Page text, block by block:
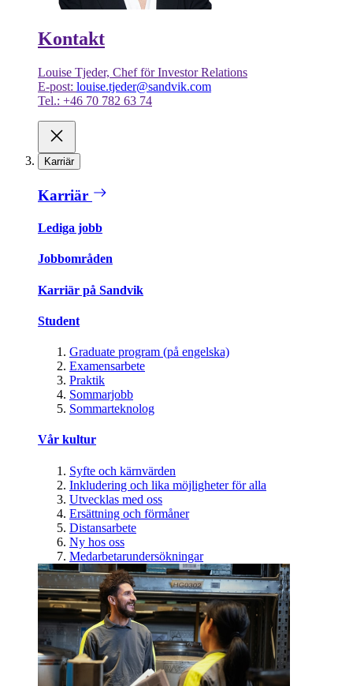
Kontakt
Louise Tjeder, Chef för Investor Relations
E-post: louise.tjeder@sandvik.com
Tel.: +46 70 782 63 74
Karriär
Karriär
Lediga jobb
Jobbområden
Karriär på Sandvik
Student
Graduate program (på engelska)
Examensarbete
Praktik
Sommarjobb
Sommarteknolog
Vår kultur
Syfte och kärnvärden
Inkludering och lika möjligheter för alla
Utvecklas med oss
Ersättning och förmåner
Distansarbete
Ny hos oss
Medarbetarundersökningar